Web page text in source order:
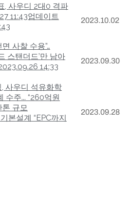
, 사우디 2대0 격파
11:43업데이트
2023.10.02
사찰 수용”…
스탠더드’만 남아
14:33
2023.09.30
사우디 석유화학
수주... “260억원
규모
본설계 “EPC까지
2023.09.28